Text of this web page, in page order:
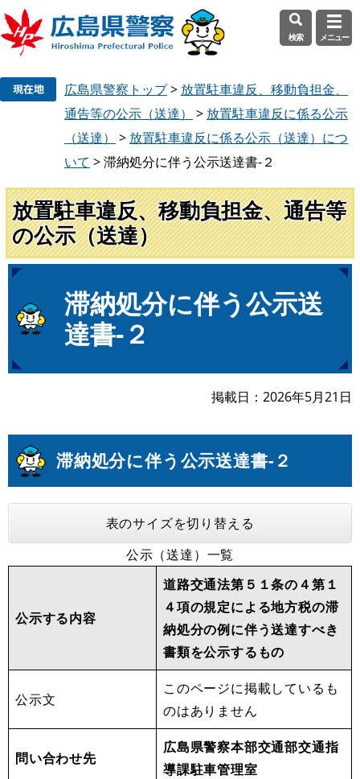
で
す
。
ば
し
て
本
文
へ
検索 メニュー
広島県警察トップ> 放置駐車違反、移動負担金、
通告等の公示（送達）
> 放置駐車違反に係る公示
（送達）
> 放置駐車違反に係る公示（送達）につ
いて >滞納処分に伴う公示送達書-２
放置駐車違反、移動負担金、通告等
の公示（送達）
文
滞納処分に伴う公示送
達書-２
掲載日 2026年5月21日
滞納処分に伴う公示送達書-２
表のサイズを切り替える
公示（送達）一覧
公示する内容
道路交通法第５１条の４第１
４項の規定による地方税の滞
納処分の例に伴う送達すべき
書類を公示するもの
公示文
このページに掲載しているも
のはありません
問い合わせ先
広島県警察本部交通部交通指
導課駐車管理室